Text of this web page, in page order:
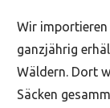
Wir
ganzjährig
Wäldern. Dort
Säcken